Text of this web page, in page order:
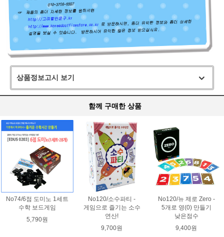
상품정보고시 보기
함께 구매한 상품
No74/6점 도미노 1세트
수학 보드게임
5,790원
No120/소수파티 -
게임으로 즐기는 소수
연산!
9,700원
No120/뉴 제로 Zero -
5개로 영(0) 만들기
낮은점수
9,400원